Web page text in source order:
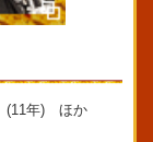
(11年) ほか